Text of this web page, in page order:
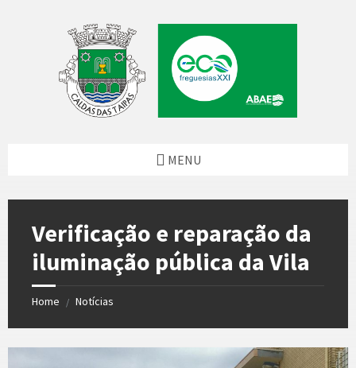
MENU
Verificação e reparação da
iluminação pública da Vila
Home / Notícias